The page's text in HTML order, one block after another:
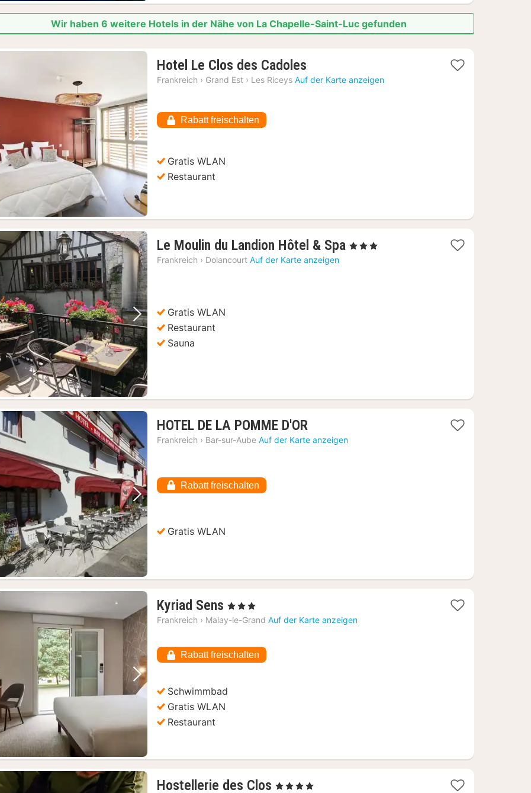
Wir haben 6 weitere Hotels in der Nähe von La Chapelle-Saint-Luc gefunden
Vorheriges Bild Nächstes Bild
Hotel Le Clos des Cadoles
Nacht
Frankreich › Grand Est › Les Riceys Auf der Karte anzeigen
Rabatt freischalten
Gratis WLAN
Restaurant
Vorheriges Bild Nächstes Bild
Le Moulin du Landion Hôtel & Spa 1
, 3 Sterne
Frankreich › Dolancourt Auf der Karte anzeigen
Gratis WLAN
Restaurant
Sauna
Vorheriges Bild Nächstes Bild
HOTEL DE LA POMME D'OR
Nacht
Frankreich › Bar-sur-Aube Auf der Karte anzeigen
Rabatt freischalten
Gratis WLAN
Vorheriges Bild Nächstes Bild
Kyriad Sens 1
Nacht
76,49
€
, 3 Sterne
Frankreich › Malay-le-Grand Auf der Karte anzeigen
Rabatt freischalten
Schwimmbad
Gratis WLAN
Restaurant
Hostellerie des Clos 1
, 4 Sterne